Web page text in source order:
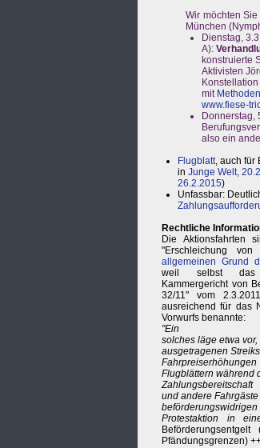
Wir möchten
München
Dienstag,
A):
konstruierte
Aktivisten
mit
www.fiese-
Donnerstag,
also ein
Flugblatt, auch für
in Junge Welt,
26.2.2015)
Unfassbar:
Rechtliche
Die Aktionsfahrten
"Erschleichung
allgemeinen Grund
weil selbst das
Kammergericht von
32/11" vom
ausreichend für das
Vorwurfs benannte:
"Ein
solches läge etwa
ausgetragenen
Flugblättern während
und andere
beförderungswidrigen
Protestaktion in
Pfändungsgrenzen)